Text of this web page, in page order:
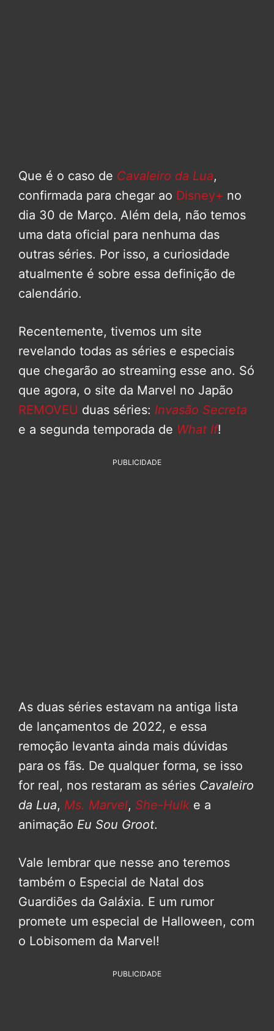
Que é o caso de Cavaleiro da Lua,
confirmada para chegar ao Disney+ no
dia 30 de Março. Além dela, não temos
uma data oficial para nenhuma das
outras séries. Por isso, a curiosidade
atualmente é sobre essa definição de
calendário.
Recentemente, tivemos um site
revelando todas as séries e especiais
que chegarão ao streaming esse ano. Só
que agora, o site da Marvel no Japão
REMOVEU duas séries: Invasão Secreta
e a segunda temporada de What If!
PUBLICIDADE
As duas séries estavam na antiga lista
de lançamentos de 2022, e essa
remoção levanta ainda mais dúvidas
para os fãs. De qualquer forma, se isso
for real, nos restaram as séries Cavaleiro
da Lua, Ms. Marvel, She-Hulk e a
animação Eu Sou Groot.
Vale lembrar que nesse ano teremos
também o Especial de Natal dos
Guardiões da Galáxia. E um rumor
promete um especial de Halloween, com
o Lobisomem da Marvel!
PUBLICIDADE